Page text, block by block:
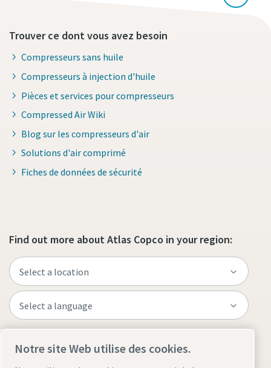
Trouver ce dont vous avez besoin
Compresseurs sans huile
Compresseurs à injection d'huile
Pièces et services pour compresseurs
Compressed Air Wiki
Blog sur les compresseurs d'air
Solutions d'air comprimé
Fiches de données de sécurité
Find out more about Atlas Copco in your region:
Visit the site
Notre site Web utilise des cookies.